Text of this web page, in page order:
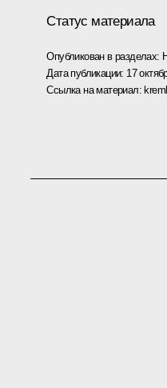
Статус материала
Опубликован в разделах:
Дата публикации: 17
Ссылка на материал: